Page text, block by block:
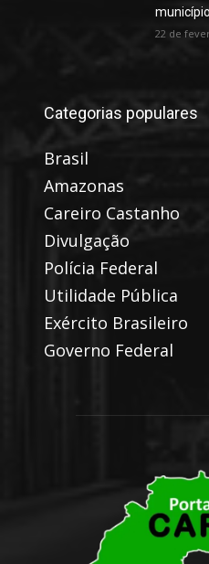
22 de
Categorias populares
Brasil
Amazonas
Careiro Castanho
Divulgação
Polícia Federal
Utilidade Pública
Exército Brasileiro
Governo Federal